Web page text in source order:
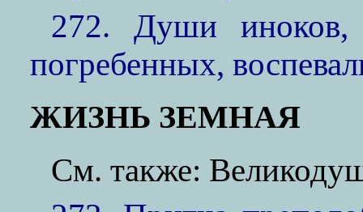
272. Души иноков,
погребенных,
ЖИЗНЬ ЗЕМНАЯ
См. также: